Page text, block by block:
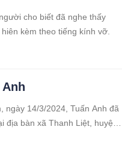
cho biết đã nghe thấy
kèm theo tiếng kính vỡ.
ngày 14/3/2024, Tuấn Anh đã
bàn xã Thanh Liệt, huyện